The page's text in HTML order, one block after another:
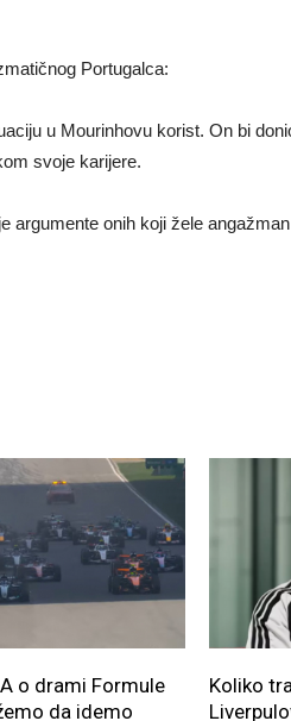
Portugalca:
u Mourinhovu korist. On bi
svoje karijere.
argumente onih koji žele
o drami Formule
da idemo
Koliko